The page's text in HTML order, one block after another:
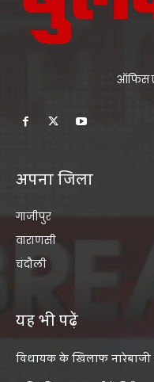
ऑफिस
अपना जिला
गाजीपुर
वाराणसी
चंदौली
यह भी पढ़ें
विधायक के खिलाफ नारेबाजी